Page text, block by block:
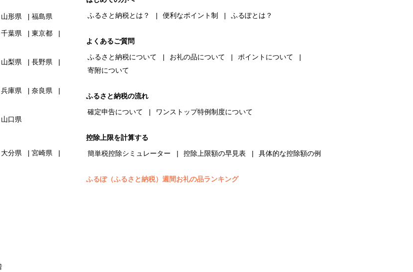
山形県 福島県
千葉県
東京都
山梨県
長野県
兵庫県
奈良県
山口県
大分県
宮崎県
ふるさと納税とは？
便利なポイント制 ふるぽとは？
よくあるご質問
ふるさと納税について
お礼の品について
ポイントについて
寄附について
ふるさと納税の流れ
確定申告について
ワンストップ特例制度について
控除上限を計算する
簡単税控除シミュレーター
控除上限額の早見表 具体的な控除額の例
ふるぽ（ふるさと納税）週間お礼の品ランキング